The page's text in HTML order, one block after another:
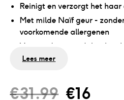
Reinigt en verzorgt het haar
Met milde Naïf geur -
voorkomende allergenen
Voor zachte, goed
Veilig voor de ogen, zonder
Dermatologisch getest en
Lees meer
€31.99 €16